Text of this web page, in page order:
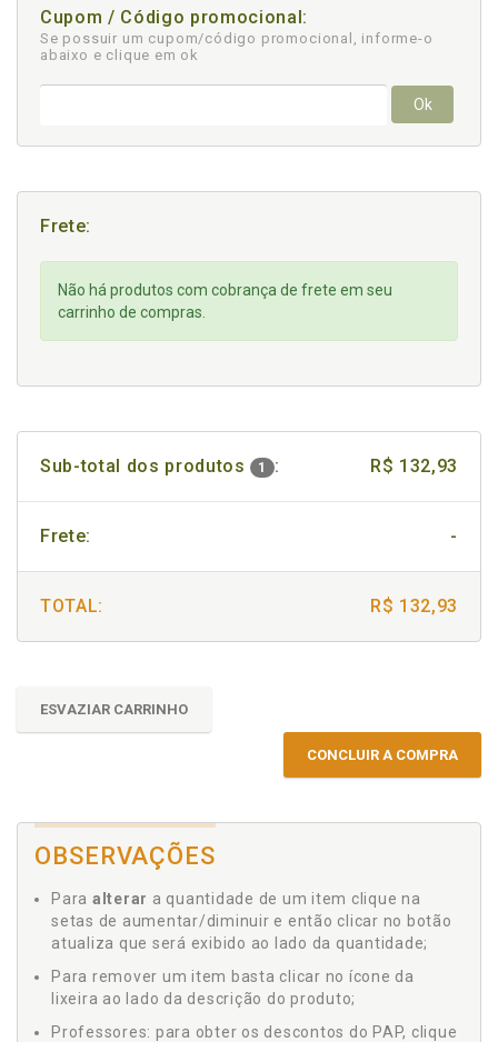
Cupom / Código promocional:
Se possuir um cupom/código promocional, informe-o
abaixo e clique em ok
Ok
Frete:
Não há produtos com cobrança de frete em seu
carrinho de compras.
Sub-total dos produtos 1 : R$ 132,93
Frete: -
TOTAL: R$ 132,93
ESVAZIAR CARRINHO
CONCLUIR A COMPRA
OBSERVAÇÕES
Para alterar a quantidade de um item clique na
setas de aumentar/diminuir e então clicar no botão
atualiza que será exibido ao lado da quantidade;
Para remover um item basta clicar no ícone da
lixeira ao lado da descrição do produto;
Professores: para obter os descontos do PAP, clique